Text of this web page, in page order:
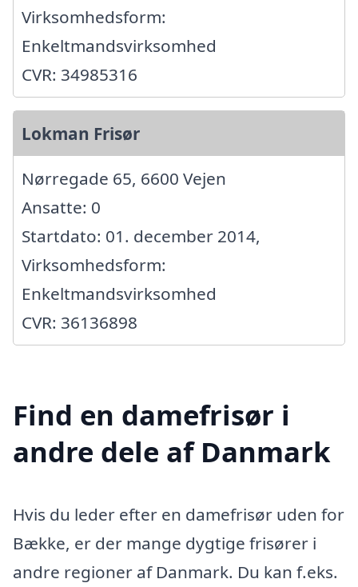
Virksomhedsform:
Enkeltmandsvirksomhed
CVR: 34985316
Lokman Frisør
Nørregade 65, 6600 Vejen
Ansatte: 0
Startdato: 01. december 2014,
Virksomhedsform:
Enkeltmandsvirksomhed
CVR: 36136898
Find en damefrisør i
andre dele af Danmark
Hvis du leder efter en damefrisør uden for
Bække, er der mange dygtige frisører i
andre regioner af Danmark. Du kan f.eks.